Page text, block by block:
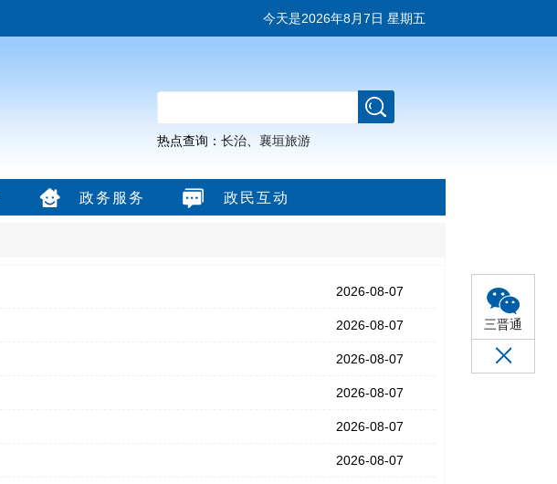
三晋通
今天是2026年8月7日 星期五
热点查询： 长治 襄垣旅游
政务服务 政民互动
2026-08-07
2026-08-07
2026-08-07
2026-08-07
2026-08-07
2026-08-07